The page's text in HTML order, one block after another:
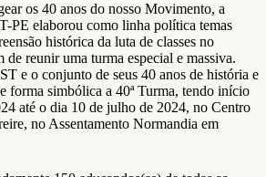
os 40 anos do nosso Movimento, a
PE elaborou como linha política temas
histórica da luta de classes no
de reunir uma turma especial e massiva.
e o conjunto de seus 40 anos de história e
forma simbólica a 40ª Turma, tendo início
até o dia 10 de julho de 2024, no Centro
no Assentamento Normandia em